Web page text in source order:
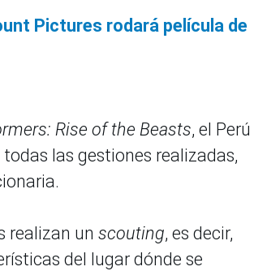
Pictures rodará película de
Rise of the Beasts, el Perú
las gestiones realizadas,
realizan un scouting, es decir,
del lugar dónde se